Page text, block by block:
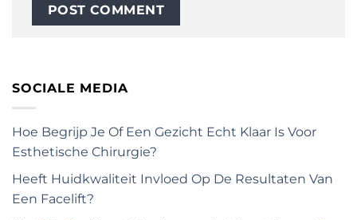
SOCIALE MEDIA
Hoe Begrijp Je Of Een Gezicht Echt Klaar Is Voor
Esthetische Chirurgie?
Heeft Huidkwaliteit Invloed Op De Resultaten Van
Een Facelift?